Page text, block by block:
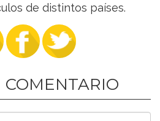
de distintos países.